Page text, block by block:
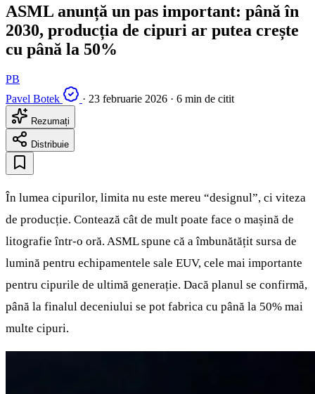
ASML anunță un pas important: până în
2030, producția de cipuri ar putea crește
cu până la 50%
PB
Pavel Botek
· 23 februarie 2026 · 6 min de citit
Rezumați
Distribuie
În lumea cipurilor, limita nu este mereu “designul”, ci viteza
de producție. Contează cât de mult poate face o mașină de
litografie într-o oră. ASML spune că a îmbunătățit sursa de
lumină pentru echipamentele sale EUV, cele mai importante
pentru cipurile de ultimă generație. Dacă planul se confirmă,
până la finalul deceniului se pot fabrica cu până la 50% mai
multe cipuri.